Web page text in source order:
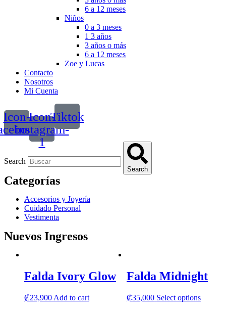
6 a 12 meses
Niños
0 a 3 meses
1 3 años
3 años o más
6 a 12 meses
Zoe y Lucas
Contacto
Nosotros
Mi Cuenta
Icon-Icon-
instagram-
1
Tiktok
Search
Search
Categorías
Accesorios y Joyería
Cuidado Personal
Vestimenta
Nuevos Ingresos
Falda Ivory Glow
₡23,900 Add to cart
Falda Midnight
₡35,000 Select optionsThis